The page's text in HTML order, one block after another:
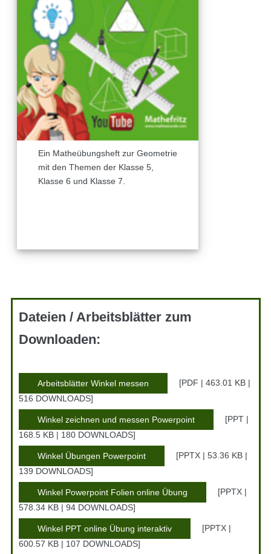
Ein Matheübungsheft zur Geometrie
mit den Themen der Klasse 5,
Klasse 6 und Klasse 7.
Dateien / Arbeitsblätter zum
Downloaden:
Arbeitsblätter Winkel messen
PDF | 463.01 KB |
516 DOWNLOADS
Winkel zeichnen und messen Powerpoint
PPT |
168.5 KB | 180 DOWNLOADS
Winkel Übungen Powerpoint
PPTX | 53.36 KB |
139 DOWNLOADS
Winkel Powerpoint Folien online Übung
PPTX |
578.34 KB | 94 DOWNLOADS
Winkel PPT online Übung interaktiv
PPTX |
600.57 KB | 107 DOWNLOADS